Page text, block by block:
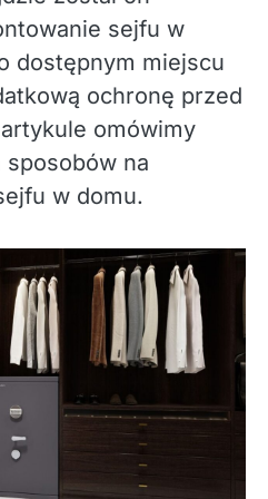
sejfu w
dostępnym miejscu
ochronę przed
omówimy
na
w domu.